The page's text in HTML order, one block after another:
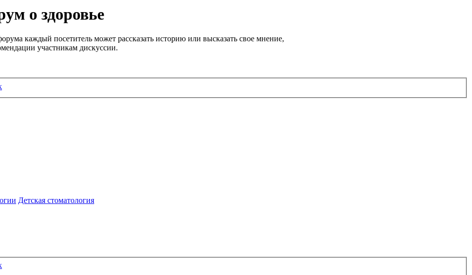
о здоровье
каждый посетитель может рассказать историю или высказать свое мнение,
участникам дискуссии.
Детская стоматология